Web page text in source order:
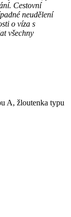
Cestovní
neudělení
o víza s
všechny
A, žloutenka typu